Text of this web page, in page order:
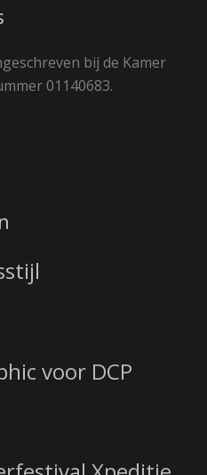
bij de Kamer
01140683.
voor DCP